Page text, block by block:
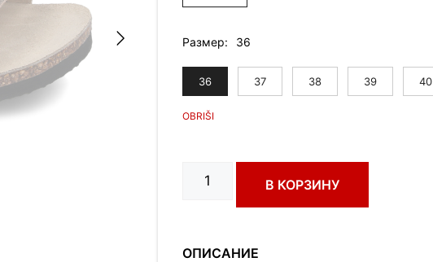
Размер 36
36 37 38 39 40
Количество
2613670
В КОРЗИНУ
ОПИСАНИЕ